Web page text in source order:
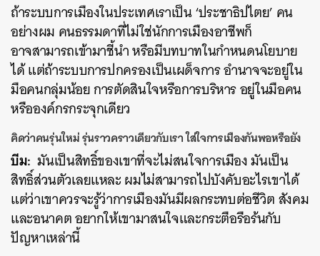
ถ้าระบบการเมืองในประเทศเราเป็น ‘ประชาธิปไตย’ คน
อย่างผม คนธรรมดาที่ไม่ใช่นักการเมืองอาชีพก็
อาจสามารถเข้ามาชี้นำ หรือมีบทบาทในกำหนดนโยบาย
ได้แต่ถ้าระบบการปกครองเป็นเผด็จการ อำนาจจะอยู่ใน
มือคนกลุ่มน้อย การตัดสินใจหรือการบริหาร อยู่ในมือคน
หรือองค์กรกระจุกเดียว
คิดว่าคนรุ่นใหม่ รุ่นราวคราวเดียวกับเรา ใส่ใจการเมืองกันพอหรือยัง
บีม: มันเป็นสิทธิ์ของเขาที่จะไม่สนใจการเมือง มันเป็น
สิทธิ์ส่วนตัวเลยแหละ ผมไม่สามารถไปบังคับอะไรเขาได้
แต่ว่าเขาควรจะรู้ว่าการเมืองมันมีผลกระทบต่อชีวิต สังคม
และอนาคต อยากให้เขามาสนใจและกระตือรือร้นกับ
ปัญหาเหล่านี้